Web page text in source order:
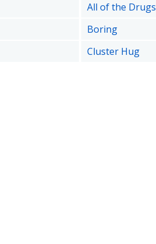
All of the Drugs
Boring
Cluster Hug